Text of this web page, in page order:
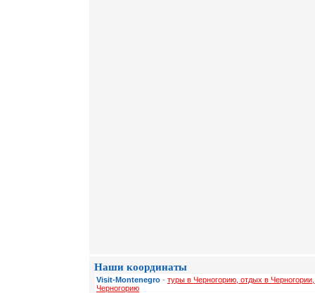
Наши координаты
Visit-Montenegro - туры в Черногорию, отдых в
Черногорию